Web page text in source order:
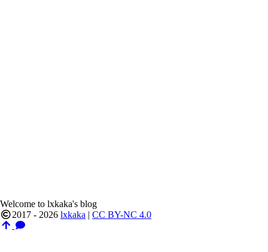
Welcome to lxkaka's blog
2017 - 2026 lxkaka | CC BY-NC 4.0